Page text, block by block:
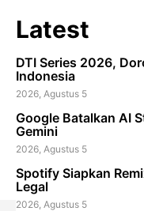
Latest
DTI Series 2026,
Indonesia
2026, Agustus 5
Google Batalkan AI
Gemini
2026, Agustus 5
Spotify Siapkan
Legal
2026, Agustus 5